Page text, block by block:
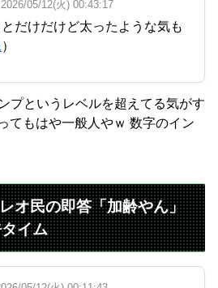
05/12(火) 00:43:17
だけだけど太ったような気も
）
プというレベルを超えてる気がす
もはや一般人やｗ 数字のイン
オ民の即答「加齢やん」
イム